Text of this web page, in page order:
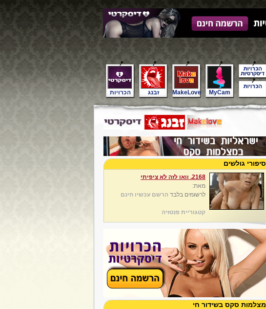
הכרויות זבנג MakeLove MyCam
סיפורי גולשים
2168. וואו לזה לא ציפיתי
מאת:
לרשומים בלבד הרשם עכשיו חינם
קטגוריית פנטזיה
מצלמות סקס בשידור חי